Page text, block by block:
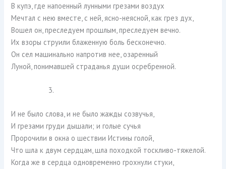
В купэ, где напоенный лунными грезами воздух
Мечтал с нею вместе, с ней, ясно-неясной, как грез дух,
Вошел он, преследуем прошлым, преследуем вечно.
Их взоры струили блаженную боль бесконечно.
Он сел машинально напротив нее, озаренный
Луной, понимавшей страданья души осребренной.
3.
И не было слова, и не было жажды созвучья,
И грезами груди дышали; и голые сучья
Пророчили в окна о шествии Истины голой,
Что шла к двум сердцам, шла походкой тоскливо-тяжелой.
Когда же в сердца одновременно грохнули стуки,